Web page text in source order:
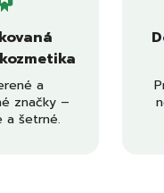
a
značky –
a šetrné.